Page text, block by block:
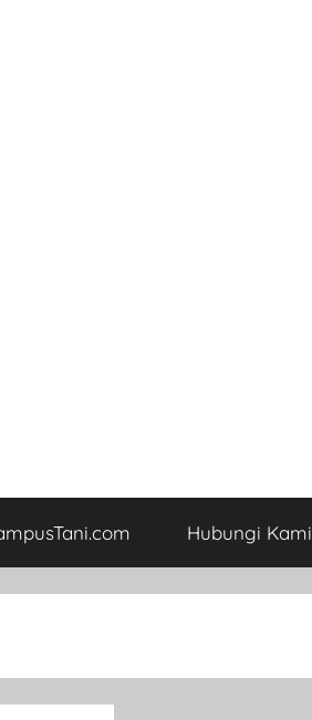
Hubungi Kami